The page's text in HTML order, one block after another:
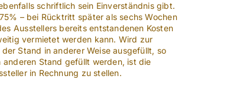
schriftlich sein Einverständnis gibt.
– bei Rücktritt später als sechs Wochen
Ausstellers bereits entstandenen Kosten
vermietet werden kann. Wird zur
Stand in anderer Weise ausgefüllt, so
Stand gefüllt werden, ist die
in Rechnung zu stellen.